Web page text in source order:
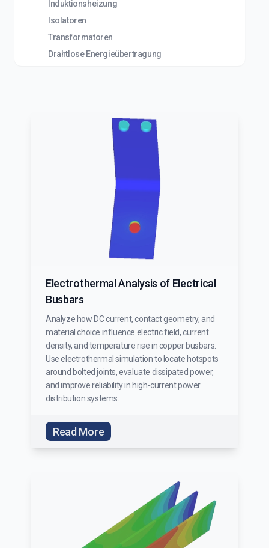
Induktionsheizung
Isolatoren
Transformatoren
Drahtlose Energieübertragung
Electrothermal Analysis of Electrical
Busbars
Analyze how DC current, contact geometry, and
material choice influence electric field, current
density, and temperature rise in copper busbars.
Use electrothermal simulation to locate hotspots
around bolted joints, evaluate dissipated power,
and improve reliability in high-current power
distribution systems.
Read More